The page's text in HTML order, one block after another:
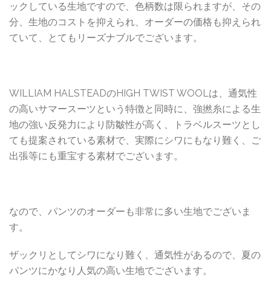
ックしている生地ですので、色柄数は限られますが、その
分、生地のコストを抑えられ、オーダーの価格も抑えられ
ていて、とてもリーズナブルでございます。
WILLIAM HALSTEADのHIGH TWIST WOOLは、通気性
の高いサマースーツという特徴と同時に、強撚糸による生
地の強い反発力により防皺性が高く、トラベルスーツとし
ても提案されている素材で、実際にシワにもなり難く、ご
出張等にも重宝する素材でございます。
なので、パンツのオーダーも非常に多い生地でございま
す。
ザックリとしてシワになり難く、通気性があるので、夏の
パンツにかなり人気の高い生地でございます。